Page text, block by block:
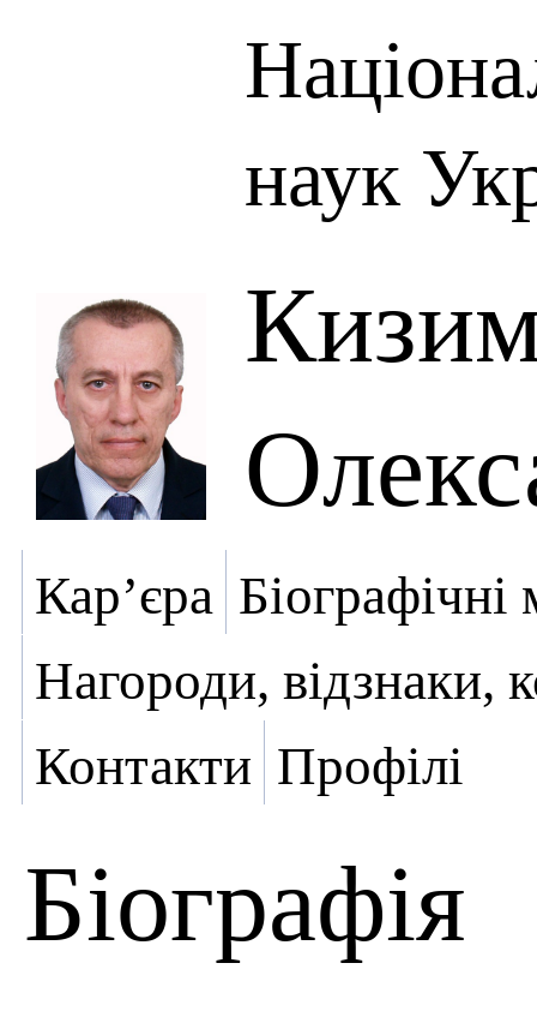
наук
Кар’єра Біографічні
Нагороди, відзнаки,
Контакти Профілі
Біографія